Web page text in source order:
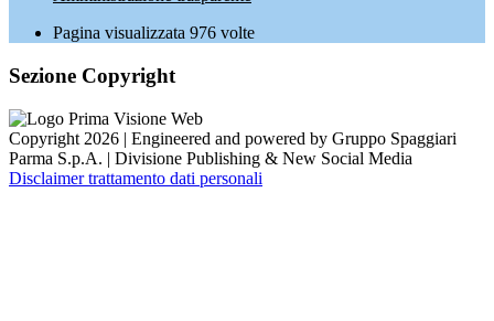
Pagina visualizzata 976 volte
Sezione Copyright
Copyright 2026 | Engineered and powered by Gruppo Spaggiari
Parma S.p.A. | Divisione Publishing & New Social Media
Disclaimer trattamento dati personali